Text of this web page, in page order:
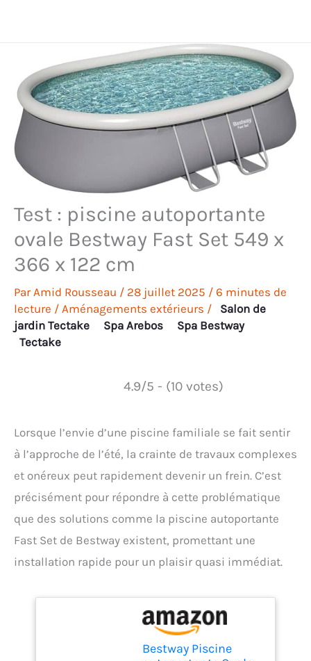
Test : piscine autoportante
ovale Bestway Fast Set 549 x
366 x 122 cm
ParAmid Rousseau / 28 juillet 2025 / 6 minutes de
lecture / Aménagements extérieurs /
Salon de
jardin Tectake
Spa Arebos
Spa Bestway
Tectake
4.9/5 - (10 votes)
Lorsque l’envie d’une piscine familiale se fait sentir
à l’approche de l’été, la crainte de travaux complexes
et onéreux peut rapidement devenir un frein. C’est
précisément pour répondre à cette problématique
que des solutions comme la piscine autoportante
Fast Set de Bestway existent, promettant une
installation rapide pour un plaisir quasi immédiat.
Bestway Piscine